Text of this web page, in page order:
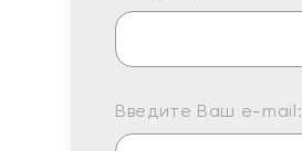
Введите Ваш e-mail: